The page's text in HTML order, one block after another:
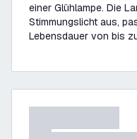
einer Glühlampe. Die
Stimmungslicht aus,
Lebensdauer von bis